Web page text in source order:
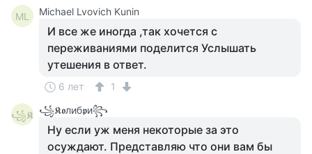
ML Michael Lvovich Kunin
И все же иногда ,так хочется с
переживаниями поделится Услышать
утешения в ответ.
6 лет 1
꧁𝕶 ꧁𝕶𝖔либ𝖕и꧂
Ну если уж меня некоторые за это
осуждают. Представляю что они вам бы